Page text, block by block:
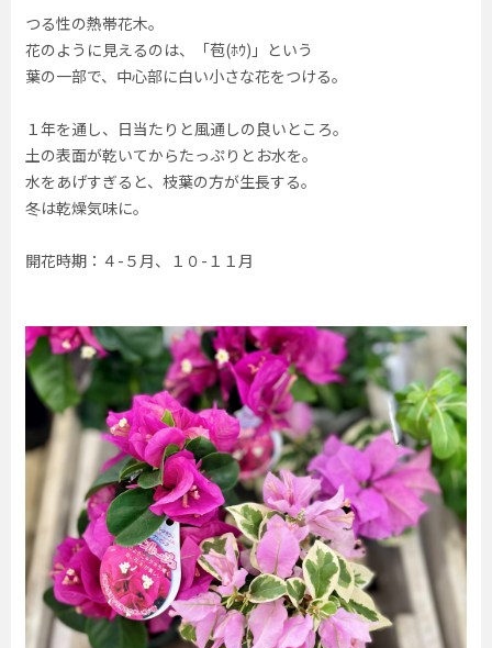
つる性の熱帯花木。
花のように見えるのは、「苞(ﾎｳ)」という
葉の一部で、中心部に白い小さな花をつける。
１年を通し、日当たりと風通しの良いところ。
土の表面が乾いてからたっぷりとお水を。
水をあげすぎると、枝葉の方が生長する。
冬は乾燥気味に。
開花時期：４-５月、１０-１１月